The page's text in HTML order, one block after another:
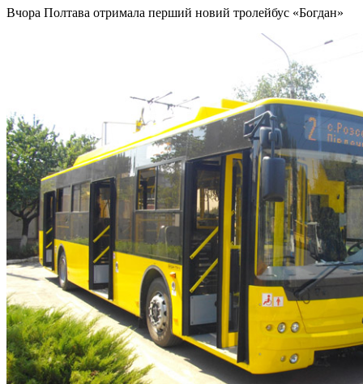
Вчора Полтава отримала перший новий тролейбус «Богдан»